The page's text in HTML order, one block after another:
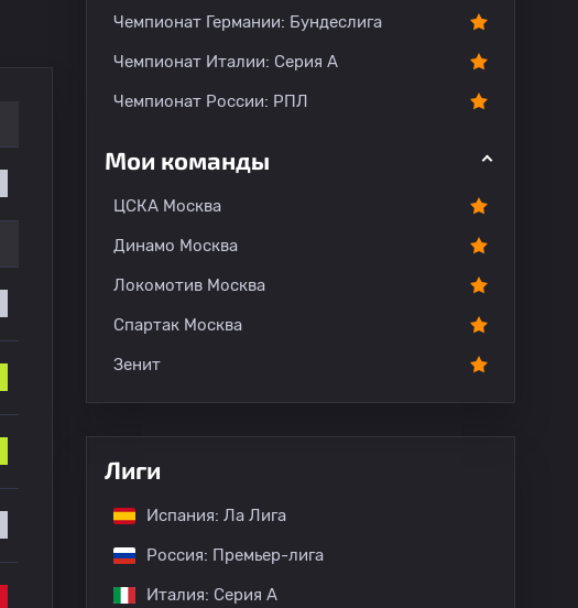
Чемпионат Германии: Бундеслига
Чемпионат Италии: Серия А
Чемпионат России: РПЛ
Мои команды
ЦСКА Москва
Динамо Москва
Локомотив Москва
Спартак Москва
Зенит
Лиги
Испания: Ла Лига
Россия: Премьер-лига
Италия: Серия А